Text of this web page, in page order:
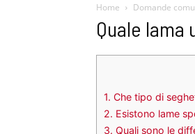
Home Domande
Quale
1. Che tipo di
2. Esistono lame
3. Quali sono le